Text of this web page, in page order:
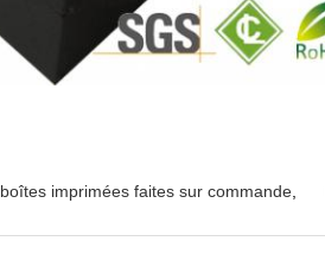
boîtes imprimées faites sur commande